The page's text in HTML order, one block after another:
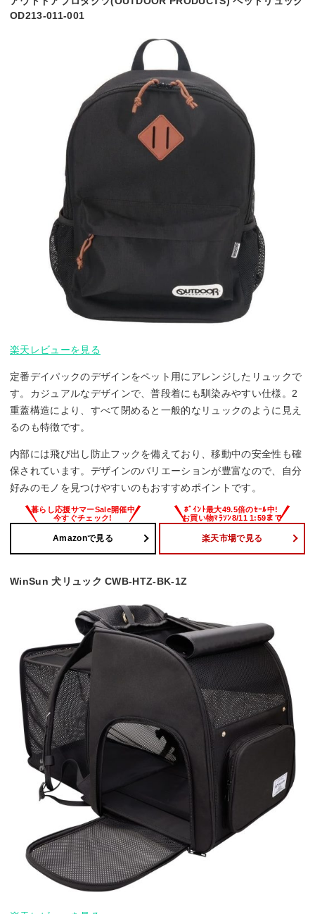
OD213-011-001
楽天レビューを見る
定番デイパックのデザインをペット用にアレンジしたリュックで
す。カジュアルなデザインで、普段着にも馴染みやすい仕様。2
重蓋構造により、すべて閉めると一般的なリュックのように見え
るのも特徴です。
内部には飛び出し防止フックを備えており、移動中の安全性も確
保されています。デザインのバリエーションが豊富なので、自分
好みのモノを見つけやすいのもおすすめポイントです。
Amazonで見る 楽天市場で見る
WinSun 犬リュック CWB-HTZ-BK-1Z